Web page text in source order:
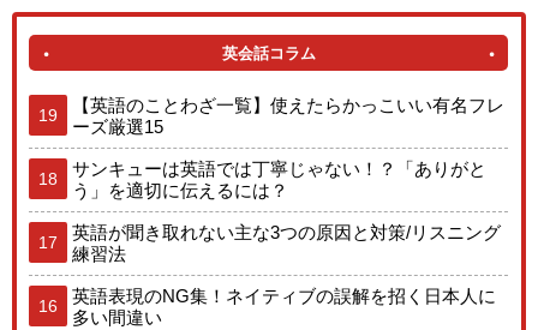
英会話コラム
19
【英語のことわざ一覧】使えたらかっこいい有名フレ
ーズ厳選15
18
サンキューは英語では丁寧じゃない！？「ありがと
う」を適切に伝えるには？
17
英語が聞き取れない主な3つの原因と対策/リスニング
練習法
16
英語表現のNG集！ネイティブの誤解を招く日本人に
多い間違い